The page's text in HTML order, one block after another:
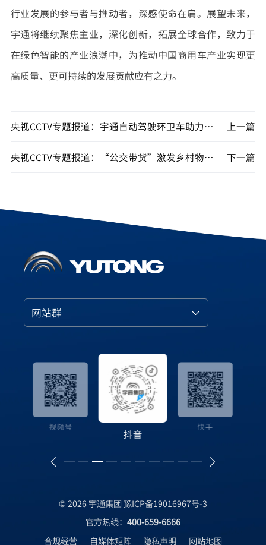
行业发展的参与者与推动者，深感使命在肩。展望未来，
宇通将继续聚焦主业，深化创新，拓展全球合作，致力于
在绿色智能的产业浪潮中，为推动中国商用车产业实现更
高质量、更可持续的发展贡献应有之力。
央视CCTV专题报道：宇通自动驾驶环卫车助力全运减碳，自动驾驶产业化运营取得阶段性成果！ 上一篇
央视CCTV专题报道：“公交带货”激发乡村物流活力，宇通纯电动客车赋能“客货邮”融合新模式 下一篇
网站群
抖音
快手
B站
© 2026 宇通集团豫ICP备19016967号-3
官方热线： 400-659-6666
合规经营
自媒体矩阵 隐私声明 网站地图